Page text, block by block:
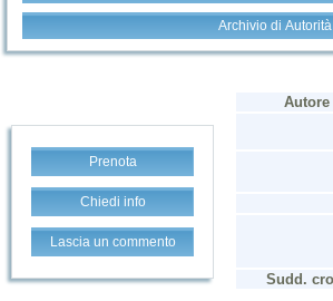
Archivio di Autorità
Prenota
Chiedi info
Lascia un commento